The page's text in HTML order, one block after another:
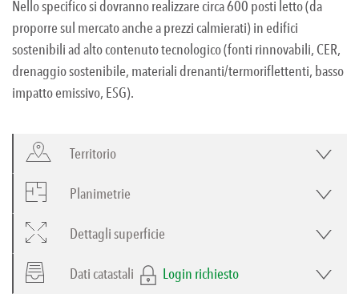
Nello specifico si dovranno realizzare circa 600 posti letto (da
proporre sul mercato anche a prezzi calmierati) in edifici
sostenibili ad alto contenuto tecnologico (fonti rinnovabili, CER,
drenaggio sostenibile, materiali drenanti/termoriflettenti, basso
impatto emissivo, ESG).
Territorio
Planimetrie
Dettagli superficie
Dati catastali Login richiesto